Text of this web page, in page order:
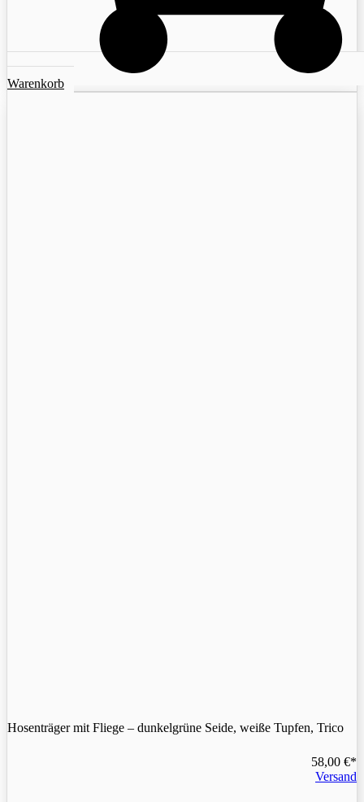
Warenkorb
Hosenträger mit Fliege – dunkelgrüne Seide, weiße Tupfen, Trico
58,00 €
Versand